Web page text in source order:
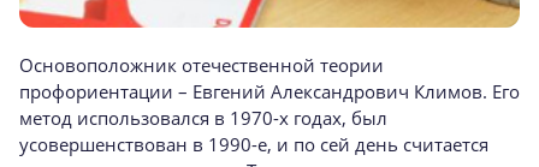
Основоположник отечественной теории
профориентации – Евгений Александрович Климов. Его
метод использовался в 1970-х годах, был
усовершенствован в 1990-е, и по сей день считается